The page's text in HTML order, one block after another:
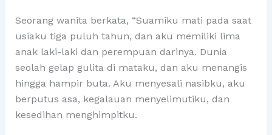
Seorang wanita berkata, “Suamiku mati pada saat
usiaku tiga puluh tahun, dan aku memiliki lima
anak laki-laki dan perempuan darinya. Dunia
seolah gelap gulita di mataku, dan aku menangis
hingga hampir buta. Aku menyesali nasibku, aku
berputus asa, kegalauan menyelimutiku, dan
kesedihan menghimpitku.